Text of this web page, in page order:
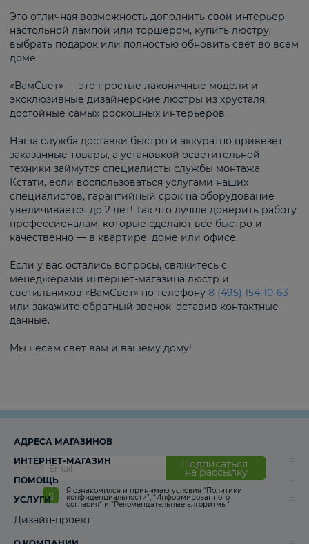
Это отличная возможность дополнить свой интерьер
настольной лампой или торшером, купить люстру,
выбрать подарок или полностью обновить свет во всем
доме.
«ВамСвет» — это простые лаконичные модели и
эксклюзивные дизайнерские люстры из хрусталя,
достойные самых роскошных интерьеров.
Наша служба доставки быстро и аккуратно привезет
заказанные товары, а установкой осветительной
техники займутся специалисты службы монтажа.
Кстати, если воспользоваться услугами наших
специалистов, гарантийный срок на оборудование
увеличивается до 2 лет! Так что лучше доверить работу
профессионалам, которые сделают всё быстро и
качественно — в квартире, доме или офисе.
Если у вас остались вопросы, свяжитесь с
менеджерами интернет-магазина люстр и
светильников «ВамСвет» по телефону 8 (495) 154-10-63
или закажите обратный звонок, оставив контактные
данные.
Мы несем свет вам и вашему дому!
Подписаться
на рассылку
Я ознакомился и принимаю условия “Политики
конфиденциальности”, “Информированного
согласия“ и “Рекомендательные алгоритмы“
АДРЕСА МАГАЗИНОВ
ИНТЕРНЕТ-МАГАЗИН
ПОМОЩЬ
УСЛУГИ
Дизайн-проект